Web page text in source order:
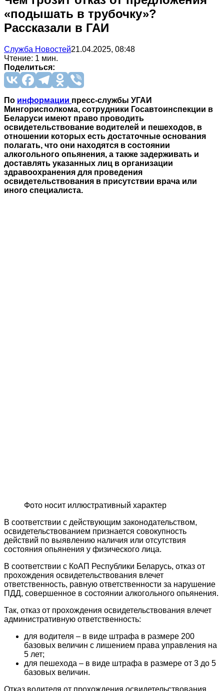
«подышать в трубочку»?
Рассказали в ГАИ
Служба Новостей21.04.2025, 08:48
Чтение: 1 мин.
Поделиться:
По информации пресс-службы УГАИ
Мингорисполкома, сотрудники Госавтоинспекции в
Беларуси имеют право проводить
освидетельствование водителей и пешеходов, в
отношении которых есть достаточные основания
полагать, что они находятся в состоянии
алкогольного опьянения, а также задерживать и
доставлять указанных лиц в организации
здравоохранения для проведения
освидетельствования в присутствии врача или
иного специалиста.
Фото носит иллюстративный характер
В соответствии с действующим законодательством,
освидетельствованием признается совокупность
действий по выявлению наличия или отсутствия
состояния опьянения у физического лица.
В соответствии с КоАП Республики Беларусь, отказ от
прохождения освидетельствования влечет
ответственность, равную ответственности за нарушение
ПДД, совершенное в состоянии алкогольного опьянения.
Так, отказ от прохождения освидетельствования влечет
административную ответственность:
для водителя – в виде штрафа в размере 200
базовых величин с лишением права управления на
5 лет;
для пешехода – в виде штрафа в размере от 3 до 5
базовых величин.
Отказ водителя от прохождения освидетельствования,